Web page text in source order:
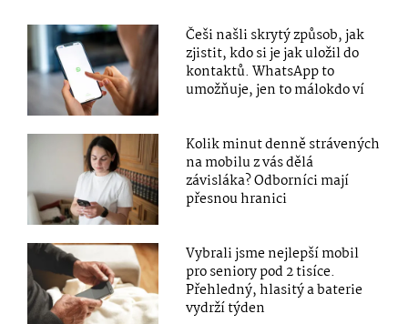
Češi našli skrytý způsob, jak
zjistit, kdo si je jak uložil do
kontaktů. WhatsApp to
umožňuje, jen to málokdo ví
Kolik minut denně strávených
na mobilu z vás dělá
závisláka? Odborníci mají
přesnou hranici
Vybrali jsme nejlepší mobil
pro seniory pod 2 tisíce.
Přehledný, hlasitý a baterie
vydrží týden